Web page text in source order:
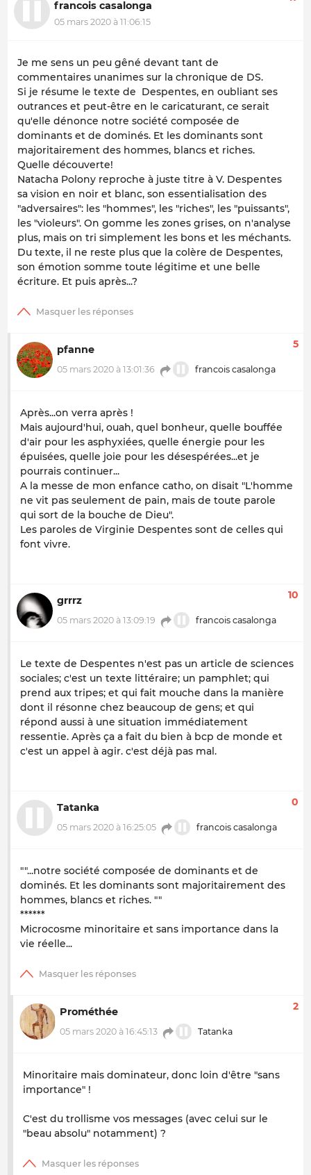
francois casalonga
05 mars 2020 à 11:06:15
Je me sens un peu gêné devant tant de
commentaires unanimes sur la chronique de DS.
Si je résume le texte de Despentes, en oubliant ses
outrances et peut-être en le caricaturant, ce serait
qu'elle dénonce notre société composée de
dominants et de dominés. Et les dominants sont
majoritairement des hommes, blancs et riches.
Quelle découverte!
Natacha Polony reproche à juste titre à V. Despentes
sa vision en noir et blanc, son essentialisation des
"adversaires": les "hommes", les "riches", les "puissants",
les "violeurs". On gomme les zones grises, on n'analyse
plus, mais on tri simplement les bons et les méchants.
Du texte, il ne reste plus que la colère de Despentes,
son émotion somme toute légitime et une belle
écriture. Et puis après...?
pfanne
05 mars 2020 à 13:01:36 francois casalonga
5
Après...on verra après !
Mais aujourd'hui, ouah, quel bonheur, quelle bouffée
d'air pour les asphyxiées, quelle énergie pour les
épuisées, quelle joie pour les désespérées...et je
pourrais continuer...
A la messe de mon enfance catho, on disait "L'homme
ne vit pas seulement de pain, mais de toute parole
qui sort de la bouche de Dieu".
Les paroles de Virginie Despentes sont de celles qui
font vivre.
grrrz
05 mars 2020 à 13:09:19 francois casalonga
10
Le texte de Despentes n'est pas un article de sciences
sociales; c'est un texte littéraire; un pamphlet; qui
prend aux tripes; et qui fait mouche dans la manière
dont il résonne chez beaucoup de gens; et qui
répond aussi à une situation immédiatement
ressentie. Après ça a fait du bien à bcp de monde et
c'est un appel à agir. c'est déjà pas mal.
Tatanka
05 mars 2020 à 16:25:05 francois casalonga
0
""...notre société composée de dominants et de
dominés. Et les dominants sont majoritairement des
hommes, blancs et riches. ""
******
Microcosme minoritaire et sans importance dans la
vie réelle...
Prométhée
05 mars 2020 à 16:45:13 Tatanka
2
Minoritaire mais dominateur, donc loin d'être "sans
importance" !
C'est du trollisme vos messages (avec celui sur le
"beau absolu" notamment) ?